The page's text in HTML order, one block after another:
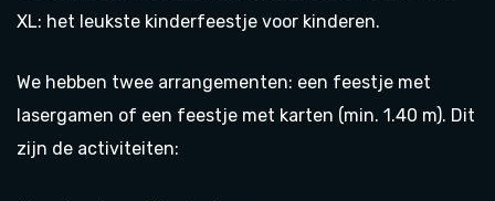
XL: het leukste kinderfeestje voor kinderen.
We hebben twee arrangementen: een feestje met
lasergamen of een feestje met karten (min. 1.40 m). Dit
zijn de activiteiten: